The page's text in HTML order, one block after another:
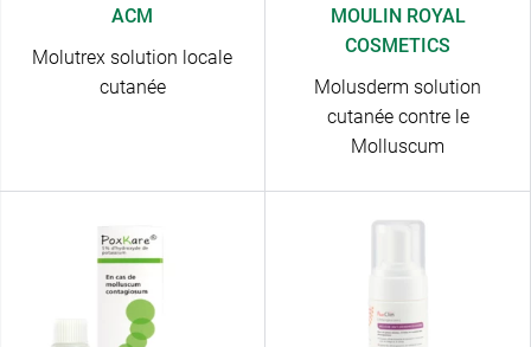
ACM
Molutrex solution locale
cutanée
MOULIN ROYAL
COSMETICS
Molusderm solution
cutanée contre le
Molluscum